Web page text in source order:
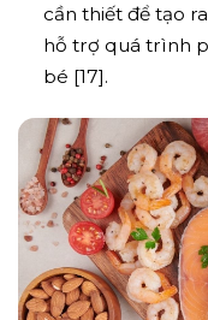
cần thiết để tạo
hỗ trợ quá trình
bé [17].